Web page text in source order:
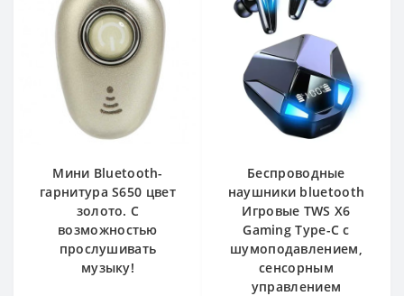
Мини Bluetooth-
гарнитура S650 цвет
золото. С
возможностью
прослушивать
музыку!
Беспроводные
наушники bluetooth
Игровые TWS X6
Gaming Type-C с
шумоподавлением,
сенсорным
управлением